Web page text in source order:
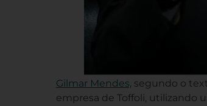
Gilmar Mendes, segundo o
empresa de Toffoli, utilizando